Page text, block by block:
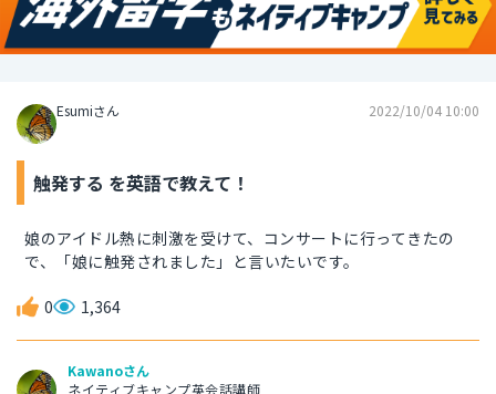
Esumiさん 2022/10/04 10:00
触発する を英語で教えて！
娘のアイドル熱に刺激を受けて、コンサートに行ってきたの
で、「娘に触発されました」と言いたいです。
0 1,364
Kawanoさん
ネイティブキャンプ英会話講師